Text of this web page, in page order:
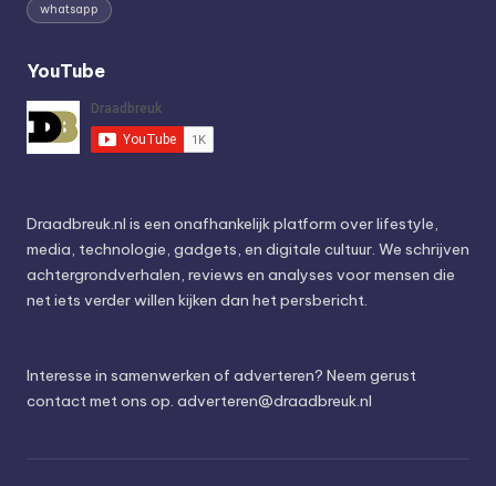
whatsapp
YouTube
Draadbreuk.nl is een onafhankelijk platform over lifestyle,
media, technologie, gadgets, en digitale cultuur. We schrijven
achtergrondverhalen, reviews en analyses voor mensen die
net iets verder willen kijken dan het persbericht.
Interesse in samenwerken of adverteren? Neem gerust
contact met ons op. adverteren@draadbreuk.nl